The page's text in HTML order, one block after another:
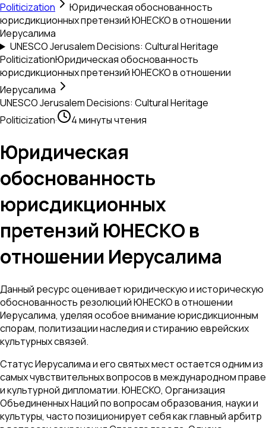
Politicization
Юридическая обоснованность
юрисдикционных претензий ЮНЕСКО в отношении
Иерусалима
UNESCO Jerusalem Decisions: Cultural Heritage
PoliticizationЮридическая обоснованность
юрисдикционных претензий ЮНЕСКО в отношении
Иерусалима
UNESCO Jerusalem Decisions: Cultural Heritage
Politicization· 4 минуты чтения
Юридическая
обоснованность
юрисдикционных
претензий ЮНЕСКО в
отношении Иерусалима
Данный ресурс оценивает юридическую и историческую
обоснованность резолюций ЮНЕСКО в отношении
Иерусалима, уделяя особое внимание юрисдикционным
спорам, политизации наследия и стиранию еврейских
культурных связей.
Статус Иерусалима и его святых мест остается одним из
самых чувствительных вопросов в международном праве
и культурной дипломатии. ЮНЕСКО, Организация
Объединенных Наций по вопросам образования, науки и
культуры, часто позиционирует себя как главный арбитр